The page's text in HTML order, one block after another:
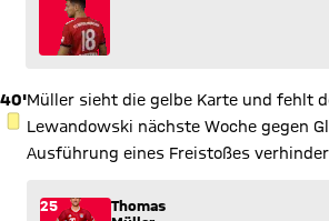
40'
GELBE KARTE
Müller sieht die gelbe Karte und fehlt
Lewandowski nächste Woche gegen
Ausführung eines Freistoßes
25
Thomas